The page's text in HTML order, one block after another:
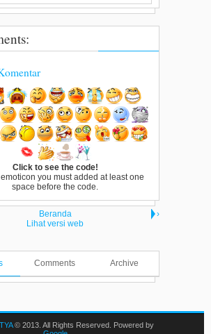
Click to see the code!
you must added at least one
space before the code.
›
Beranda
Lihat versi web
Comments Archive
© 2013. All Rights Reserved. Powered by